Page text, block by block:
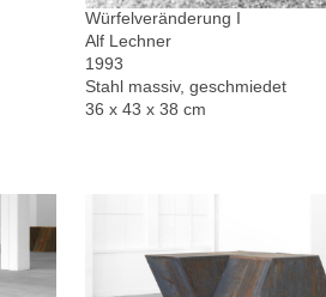
Würfelveränderung I
Alf Lechner
1993
Stahl massiv, geschmiedet
36 x 43 x 38 cm